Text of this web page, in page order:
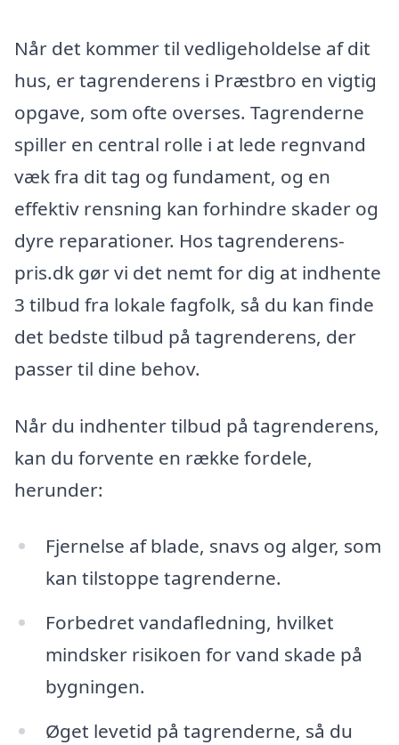
Når det kommer til vedligeholdelse af dit
hus, er tagrenderens i Præstbro en vigtig
opgave, som ofte overses. Tagrenderne
spiller en central rolle i at lede regnvand
væk fra dit tag og fundament, og en
effektiv rensning kan forhindre skader og
dyre reparationer. Hos tagrenderens-
pris.dk gør vi det nemt for dig at indhente
3 tilbud fra lokale fagfolk, så du kan finde
det bedste tilbud på tagrenderens, der
passer til dine behov.
Når du indhenter tilbud på tagrenderens,
kan du forvente en række fordele,
herunder:
Fjernelse af blade, snavs og alger, som
kan tilstoppe tagrenderne.
Forbedret vandafledning, hvilket
mindsker risikoen for vand skade på
bygningen.
Øget levetid på tagrenderne, så du